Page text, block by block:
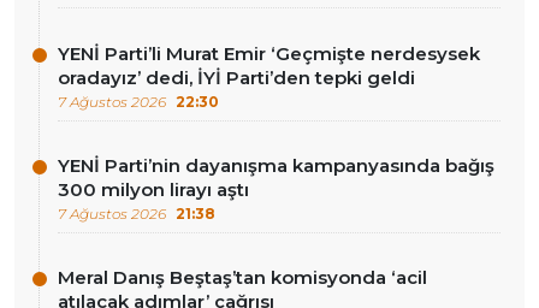
YENİ Parti’li Murat Emir ‘Geçmişte nerdesysek
oradayız’ dedi, İYİ Parti’den tepki geldi
7 Ağustos 2026 22:30
YENİ Parti’nin dayanışma kampanyasında bağış
300 milyon lirayı aştı
7 Ağustos 2026 21:38
Meral Danış Beştaş’tan komisyonda ‘acil
atılacak adımlar’ çağrısı